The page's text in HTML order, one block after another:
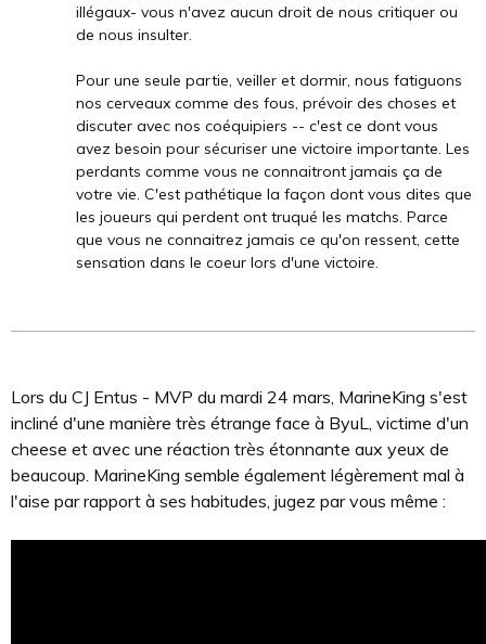
illégaux- vous n'avez aucun droit de nous critiquer ou
de nous insulter.
Pour une seule partie, veiller et dormir, nous fatiguons
nos cerveaux comme des fous, prévoir des choses et
discuter avec nos coéquipiers -- c'est ce dont vous
avez besoin pour sécuriser une victoire importante. Les
perdants comme vous ne connaitront jamais ça de
votre vie. C'est pathétique la façon dont vous dites que
les joueurs qui perdent ont truqué les matchs. Parce
que vous ne connaitrez jamais ce qu'on ressent, cette
sensation dans le coeur lors d'une victoire.
Lors du CJ Entus - MVP du mardi 24 mars, MarineKing s'est
incliné d'une manière très étrange face à ByuL, victime d'un
cheese et avec une réaction très étonnante aux yeux de
beaucoup. MarineKing semble également légèrement mal à
l'aise par rapport à ses habitudes, jugez par vous même :